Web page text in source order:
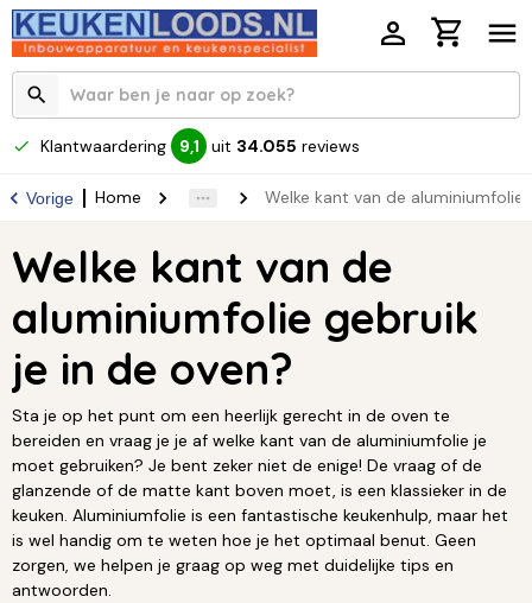
Klantwaardering 9,1 uit 34.055 reviews
Vorige Home Welke kant van de aluminiumfolie
Welke kant van de
aluminiumfolie gebruik
je in de oven?
Sta je op het punt om een heerlijk gerecht in de oven te
bereiden en vraag je je af welke kant van de aluminiumfolie je
moet gebruiken? Je bent zeker niet de enige! De vraag of de
glanzende of de matte kant boven moet, is een klassieker in de
keuken. Aluminiumfolie is een fantastische keukenhulp, maar het
is wel handig om te weten hoe je het optimaal benut. Geen
zorgen, we helpen je graag op weg met duidelijke tips en
antwoorden.